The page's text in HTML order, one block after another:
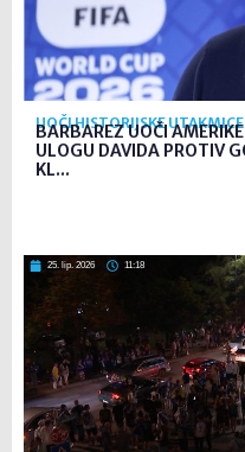
UOČI HISTORIJSKE UTAKMICE
BARBAREZ UOČI
ULOGU DAVIDA PROTIV
KL...
25. lip. 2026 11:18